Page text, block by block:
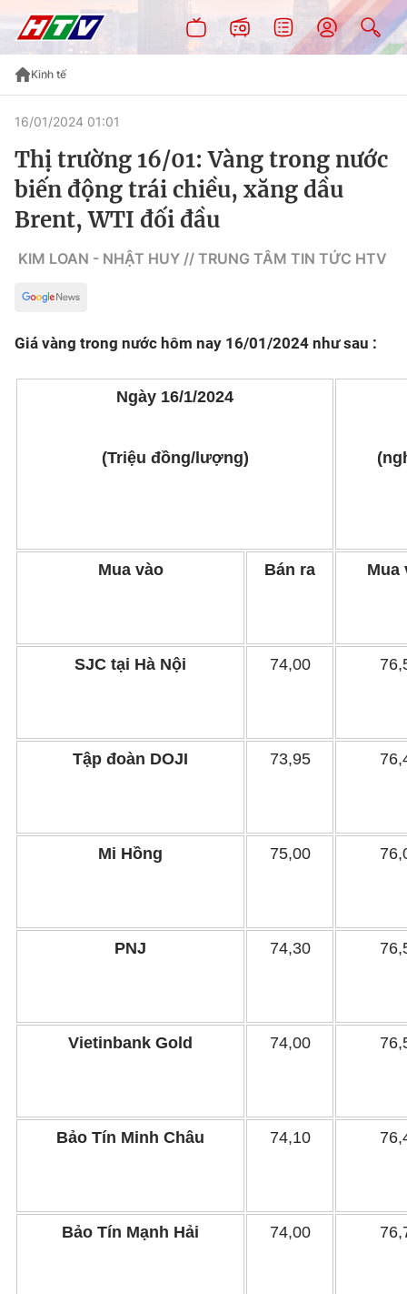
Kinh tế
16/01/2024 01:01
Thị trường 16/01: Vàng trong nước
biến động trái chiều, xăng dầu
Brent, WTI đối đầu
KIM LOAN - NHẬT HUY // TRUNG TÂM TIN TỨC HTV
Giá vàng trong nước hôm nay 16/01/2024 như sau :
Ngày 16/1/2024
(Triệu đồng/lượng)
Mua vào Bán ra Mua
SJC tại Hà Nội 74,00
Tập đoàn DOJI 73,95
Mi Hồng 75,00
PNJ 74,30
Vietinbank Gold 74,00
Bảo Tín Minh Châu 74,10
Bảo Tín Mạnh Hải 74,00